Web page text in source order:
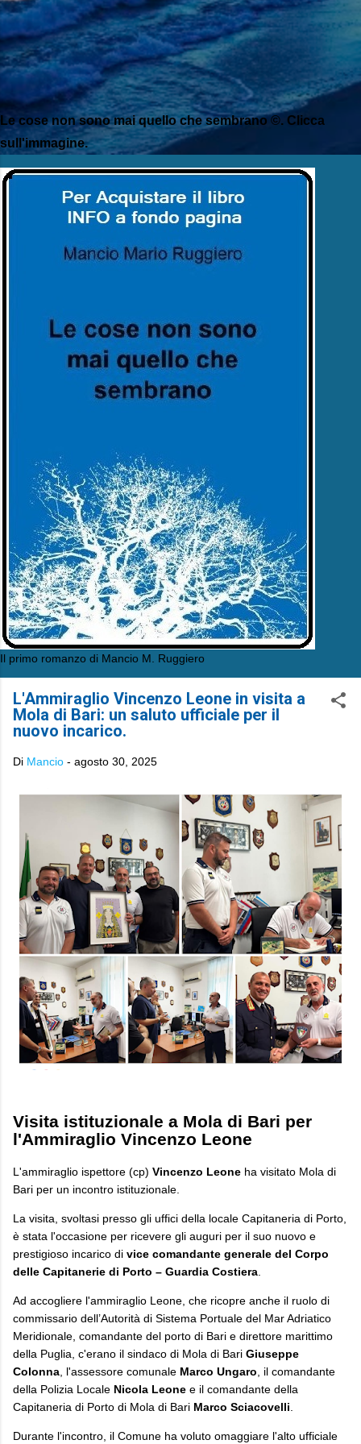
Le cose non sono mai quello che sembrano ©. Clicca
sull'immagine.
Il primo romanzo di Mancio M. Ruggiero
L'Ammiraglio Vincenzo Leone in visita a
Mola di Bari: un saluto ufficiale per il
nuovo incarico.
Di Mancio - agosto 30, 2025
Visita istituzionale a Mola di Bari per
l'Ammiraglio Vincenzo Leone
​L'ammiraglio ispettore (cp) Vincenzo Leone ha visitato Mola di
Bari per un incontro istituzionale.
La visita, svoltasi presso gli uffici della locale Capitaneria di Porto,
è stata l'occasione per ricevere gli auguri per il suo nuovo e
prestigioso incarico di vice comandante generale del Corpo
delle Capitanerie di Porto – Guardia Costiera
​Ad accogliere l'ammiraglio Leone, che ricopre anche il ruolo di
commissario dell’Autorità di Sistema Portuale del Mar Adriatico
Meridionale, comandante del porto di Bari e direttore marittimo
della Puglia, c'erano il sindaco di Mola di Bari Giuseppe
Colonna , l'assessore comunale Marco Ungaro , il comandante
della Polizia Locale Nicola Leone e il comandante della
Capitaneria di Porto di Mola di Bari Marco Sciacovelli
​Durante l'incontro, il Comune ha voluto omaggiare l'alto ufficiale